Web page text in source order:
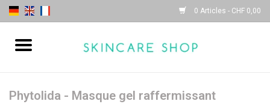
0 Articles - CHF 0,00
| Sothys |
Phytolida - Masque gel raffermissant